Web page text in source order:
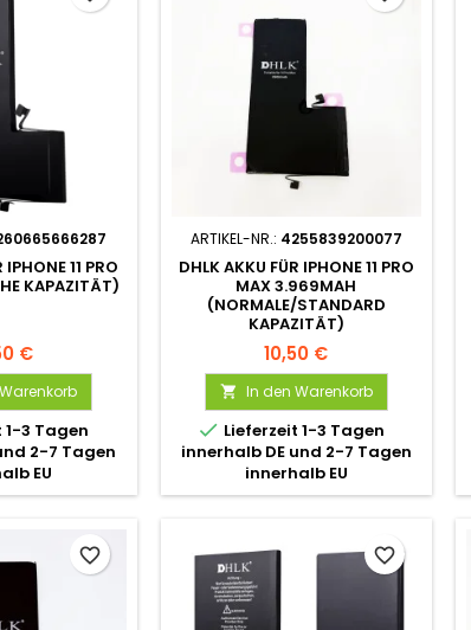
11 PRO
KAPAZITÄT)
€
1-3 Tagen
2-7 Tagen
EU
ARTIKEL-NR.: 4255839200077
DHLK AKKU FÜR IPHONE 11 PRO
MAX 3.969MAH
(NORMALE/STANDARD
KAPAZITÄT)
10,50 €
 In den Warenkorb
 Lieferzeit 1-3 Tagen
innerhalb DE und 2-7 Tagen
innerhalb EU
favorite_border favorite_border